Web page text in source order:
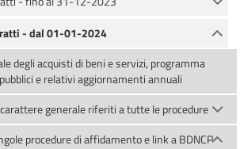
- dal 01-01-2024
degli acquisti di beni e servizi, programma
e relativi aggiornamenti annuali
generale riferiti a tutte le procedure
procedure di affidamento e link a BDNCP